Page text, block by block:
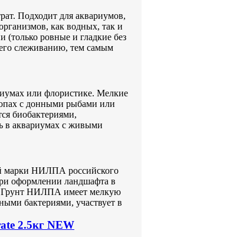
Подходит для аквариумов,
как водных, так и
ровные и гладкие без
его слеживанию, тем самым
или флористике. Мелкие
с донными рыбами или
биобактериями,
в аквариумах с живыми
марки НИЛПА российского
оформлении ландшафта в
Грунт НИЛПА имеет мелкую
бактериями, участвует в
2.5кг NEW